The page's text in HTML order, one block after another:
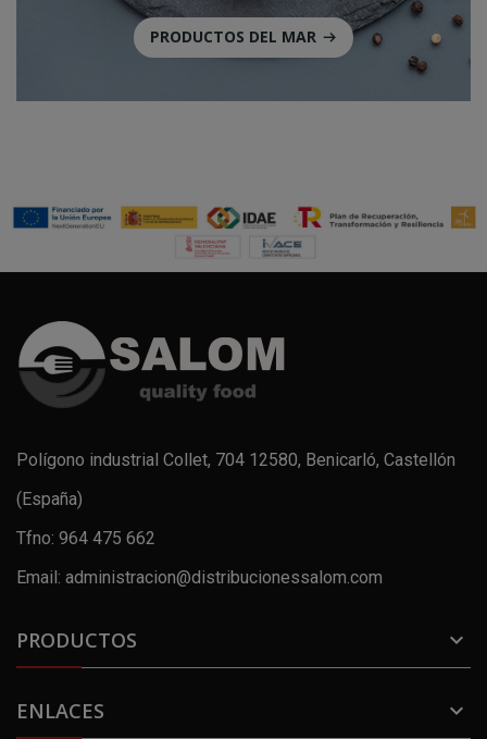
PRODUCTOS DEL MAR
Polígono industrial Collet, 704 12580, Benicarló, Castellón
(España)
Tfno: 964 475 662
Email: administracion@distribucionessalom.com
PRODUCTOS 
ENLACES 